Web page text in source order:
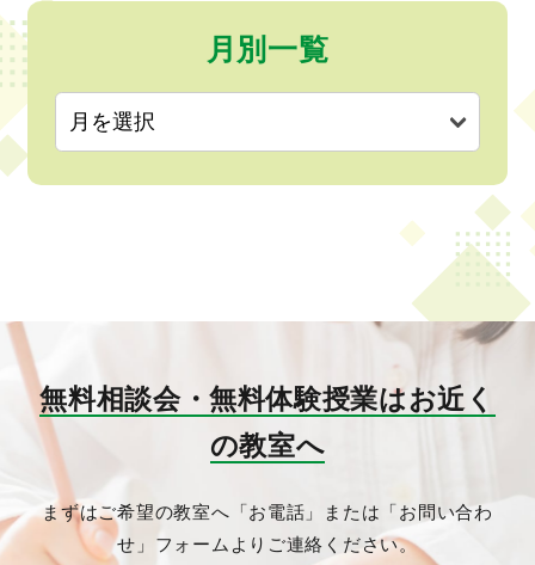
月別一覧
無料相談会・無料体験授業はお近く
の教室へ
まずはご希望の教室へ「お電話」または「お問い合わ
せ」フォームよりご連絡ください。